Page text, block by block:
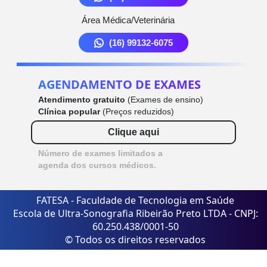
Área Médica/Veterinária
(16) 99132-6075
AGENDAMENTO DE EXAMES
Atendimento gratuito (Exames de ensino)
Clínica popular(Preços reduzidos)
Clique aqui
Número de exames limitados a
agenda dos cursos médicos.
FATESA - Faculdade de Tecnologia em Saúde
Escola de Ultra-Sonografia Ribeirão Preto LTDA - CNPJ:
60.250.438/0001-50
© Todos os direitos reservados